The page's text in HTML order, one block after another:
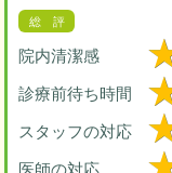
院内清潔感
診療前待ち時間
スタッフの対応
医師の対応